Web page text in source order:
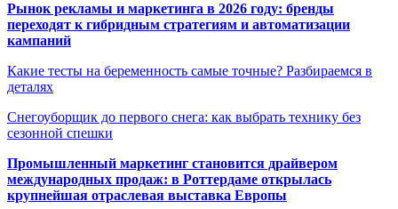
Рынок рекламы и маркетинга в 2026 году: бренды
переходят к гибридным стратегиям и автоматизации
кампаний
Какие тесты на беременность самые точные? Разбираемся в
деталях
Снегоуборщик до первого снега: как выбрать технику без
сезонной спешки
Промышленный маркетинг становится драйвером
международных продаж: в Роттердаме открылась
крупнейшая отраслевая выставка Европы